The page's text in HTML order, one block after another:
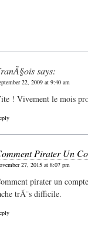
says:
22, 2009 at 9:40 am
! Vivement le mois
Pirater Un
27, 2015 at 8:07 pm
pirater un
trÃ¨s difficile.